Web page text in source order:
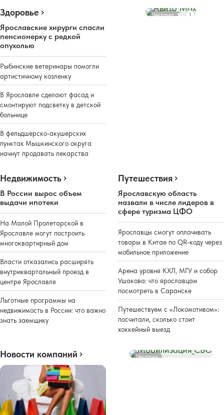
Здоровье
Ярославские хирурги спасли
пенсионерку с редкой
опухолью
Рыбинские ветеринары помогли
артистичному козленку
В Ярославле сделают фасад и
смонтируют подсветку в детской
больнице
В фельдшерско-акушерских
пунктах Мышкинского округа
начнут продавать лекарства
Реклама
Недвижимость
В России вырос объем
выдачи ипотеки
На Малой Пролетарской в
Ярославле могут построить
многоквартирный дом
Власти отказались расширять
внутриквартальный проезд в
центре Ярославля
Льготные программы на
недвижимость в России: что важно
знать заемщику
Путешествия
Ярославскую область
назвали в числе лидеров в
сфере туризма ЦФО
Ярославцы смогут оплачивать
товары в Китае по QR-коду через
мобильное приложение
Арена уровня КХЛ, МГУ и собор
Ушакова: что ярославцам
посмотреть в Саранске
Путешествуем с «Локомотивом»:
посчитали, сколько стоит
хоккейный выезд
Новости компаний Реклама